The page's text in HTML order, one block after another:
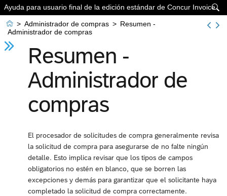

Ayuda para usuario final de la edición estándar de Concur Invoice
 > Administrador de compras > Resumen -
Administrador de compras
Resumen -
Administrador de
compras
El procesador de solicitudes de compra generalmente revisa
la solicitud de compra para asegurarse de no falte ningún
detalle. Esto implica revisar que los tipos de campos
obligatorios no estén en blanco, que se borren las
excepciones y demás para garantizar que el solicitante haya
completado la solicitud de compra correctamente.